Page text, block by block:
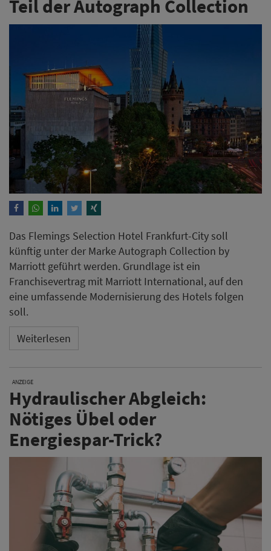
Teil der Autograph Collection
Das Flemings Selection Hotel Frankfurt-City soll
künftig unter der Marke Autograph Collection by
Marriott geführt werden. Grundlage ist ein
Franchisevertrag mit Marriott International, auf den
eine umfassende Modernisierung des Hotels folgen
soll.
Weiterlesen
ANZEIGE
Hydraulischer Abgleich:
Nötiges Übel oder
Energiespar-Trick?